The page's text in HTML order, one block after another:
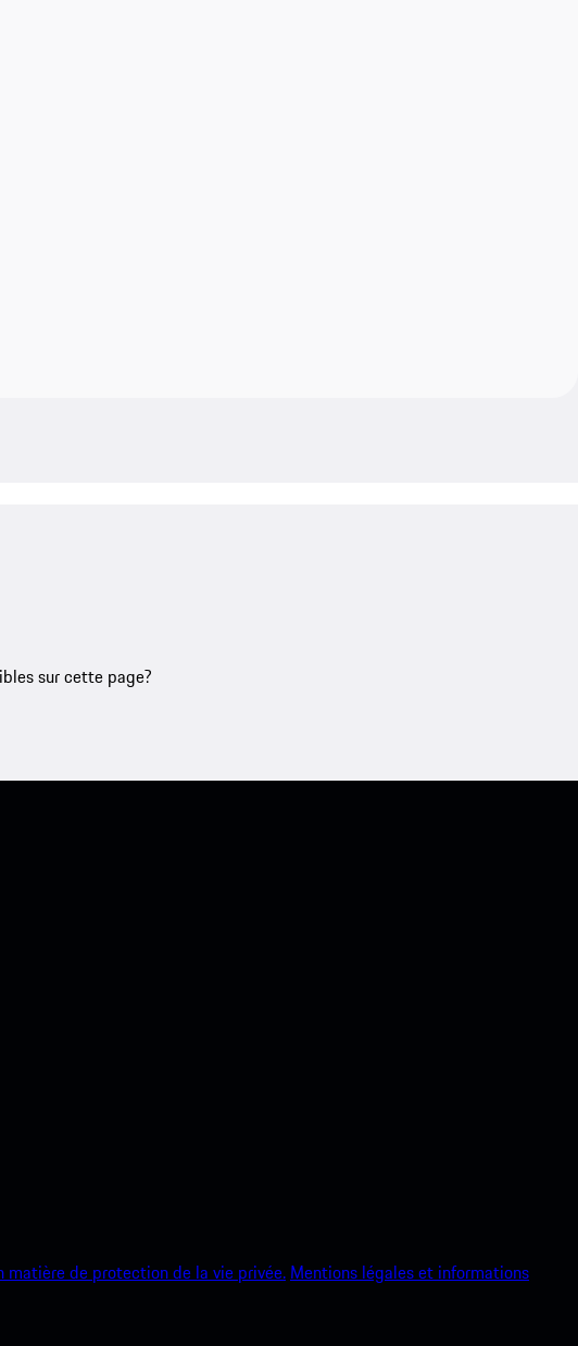
sur cette page?
matière de protection de la vie privée. Mentions légales et informations